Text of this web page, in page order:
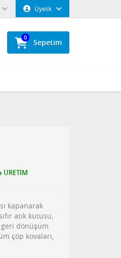
Üyelik
Sepetim
0
ÜRETİM
kapanarak
atık kutusu,
geri dönüşüm
çöp kovaları,